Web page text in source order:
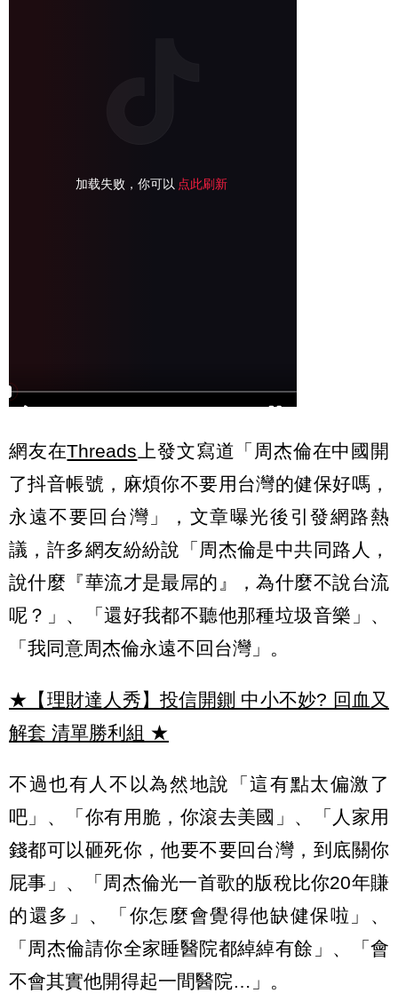
網友在Threads 上發文寫道「周杰倫在中國開
了抖音帳號，麻煩你不要用台灣的健保好嗎，
永遠不要回台灣」，文章曝光後引發網路熱
議，許多網友紛紛說「周杰倫是中共同路人，
說什麼『華流才是最屌的』，為什麼不說台流
呢？」、「還好我都不聽他那種垃圾音樂」、
「我同意周杰倫永遠不回台灣」。
★【理財達人秀】投信開鍘 中小不妙? 回血又
解套 清單勝利組 ★
不過也有人不以為然地說「這有點太偏激了
吧」、「你有用脆，你滾去美國」、「人家用
錢都可以砸死你，他要不要回台灣，到底關你
屁事」、「周杰倫光一首歌的版稅比你20年賺
的還多」、「你怎麼會覺得他缺健保啦」、
「周杰倫請你全家睡醫院都綽綽有餘」、「會
不會其實他開得起一間醫院…」。